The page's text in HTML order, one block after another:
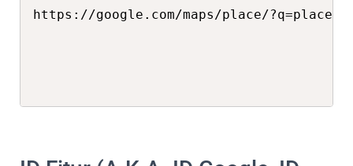
https://google.com/maps/place/